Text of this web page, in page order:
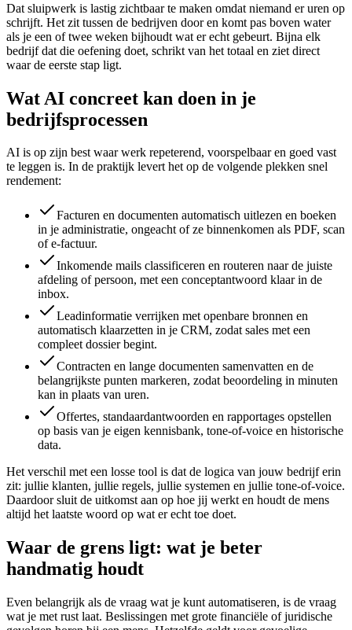
Dat sluipwerk is lastig zichtbaar te maken omdat niemand er uren op
schrijft. Het zit tussen de bedrijven door en komt pas boven water
als je een of twee weken bijhoudt wat er echt gebeurt. Bijna elk
bedrijf dat die oefening doet, schrikt van het totaal en ziet direct
waar de eerste stap ligt.
Wat AI concreet kan doen in je
bedrijfsprocessen
AI is op zijn best waar werk repeterend, voorspelbaar en goed vast
te leggen is. In de praktijk levert het op de volgende plekken snel
rendement:
Facturen en documenten automatisch uitlezen en boeken
in je administratie, ongeacht of ze binnenkomen als PDF, scan
of e-factuur.
Inkomende mails classificeren en routeren naar de juiste
afdeling of persoon, met een conceptantwoord klaar in de
inbox.
Leadinformatie verrijken met openbare bronnen en
automatisch klaarzetten in je CRM, zodat sales met een
compleet dossier begint.
Contracten en lange documenten samenvatten en de
belangrijkste punten markeren, zodat beoordeling in minuten
kan in plaats van uren.
Offertes, standaardantwoorden en rapportages opstellen
op basis van je eigen kennisbank, tone-of-voice en historische
data.
Het verschil met een losse tool is dat de logica van jouw bedrijf erin
zit: jullie klanten, jullie regels, jullie systemen en jullie tone-of-voice.
Daardoor sluit de uitkomst aan op hoe jij werkt en houdt de mens
altijd het laatste woord op wat er echt toe doet.
Waar de grens ligt: wat je beter
handmatig houdt
Even belangrijk als de vraag wat je kunt automatiseren, is de vraag
wat je met rust laat. Beslissingen met grote financiële of juridische